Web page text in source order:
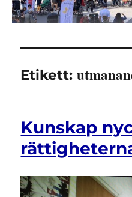
Etikett:
Kunskap